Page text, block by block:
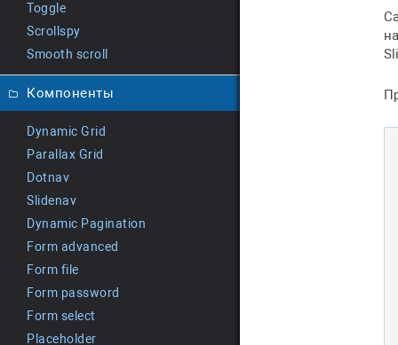
Toggle
Scrollspy
Smooth scroll
Компоненты
Dynamic Grid
Parallax Grid
Dotnav
Slidenav
Dynamic Pagination
Form advanced
Form file
Form password
Form select
Placeholder